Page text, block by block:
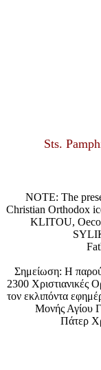
Sts.
NOTE: The
Christian Orthodox
KLITOU,
Σημείωση: Η
2300 Χριστιανικές
τον εκλιπόντα
Μονής Αγίου
Πάτερ